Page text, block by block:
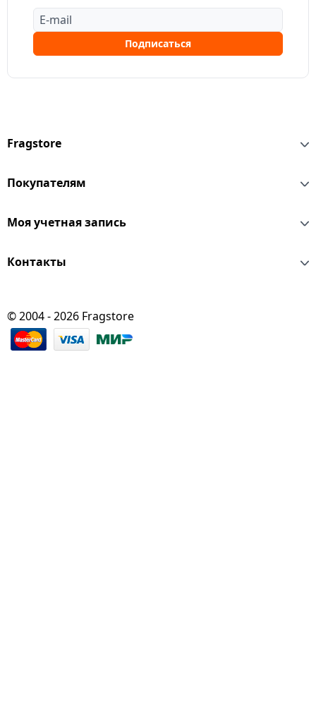
Подписаться
Fragstore
Покупателям
Моя учетная запись
Контакты
© 2004 - 2026 Fragstore